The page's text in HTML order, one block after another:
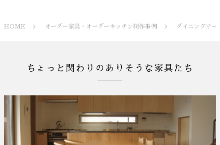
HOME オーダー家具・オーダーキッチン制作事例 ダイニングテー
ちょっと関わりのありそうな家具たち